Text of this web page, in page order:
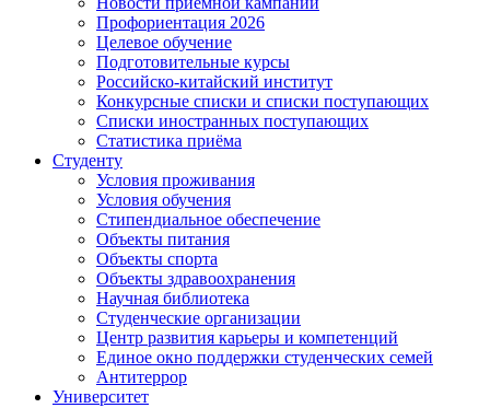
Профориентация 2026
Целевое обучение
Подготовительные курсы
Российско-китайский институт
Конкурсные списки и списки поступающих
Списки иностранных поступающих
Статистика приёма
Студенту
Условия проживания
Условия обучения
Стипендиальное обеспечение
Объекты питания
Объекты спорта
Объекты здравоохранения
Научная библиотека
Студенческие организации
Центр развития карьеры и компетенций
Единое окно поддержки студенческих семей
Антитеррор
Университет